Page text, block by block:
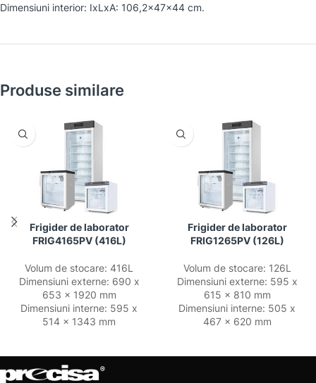
Dimensiuni interior: IxLxA: 106,2x47x44 cm.
Produse similare
Frigider de laborator
FRIG4165PV (416L)
Volum de stocare: 416L
Dimensiuni externe: 690 x
653 x 1920 mm
Dimensiuni interne: 595 x
514 x 1343 mm
Frigider de laborator
FRIG1265PV (126L)
Volum de stocare: 126L
Dimensiuni externe: 595 x
615 x 810 mm
Dimensiuni interne: 505 x
467 x 620 mm